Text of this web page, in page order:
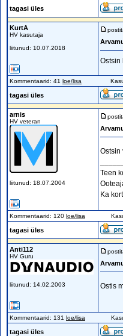
tagasi üles
KurtA
HV kasutaja
liitunud: 10.07.2018
Ostsin
Kommentaarid: 41 loe/lisa
tagasi üles
arnis
HV veteran
liitunud: 18.07.2004
Ostsin
Teen
Ka
Kommentaarid: 120 loe/lisa
tagasi üles
Anti112
HV Guru
liitunud: 14.02.2003 Ostis
Kommentaarid: 131 loe/lisa
tagasi üles